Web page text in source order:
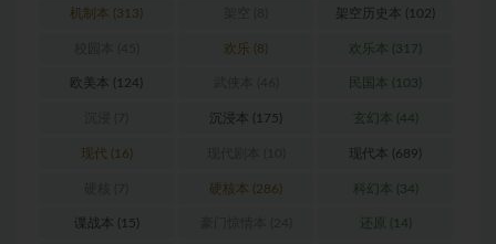
机制本 (313) 架空历史本 (102)
欢乐 (8) 欢乐本 (317)
欧美本 (124) 民国本 (103)
沉浸本 (175) 玄幻本 (44)
现代 (16) 现代本 (689)
硬核本 (286) 科幻本 (34)
谍战本 (15) 还原 (14)